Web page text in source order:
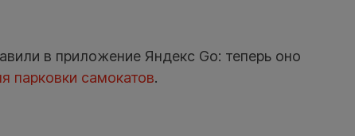
в приложение Яндекс Go: теперь оно
парковки самокатов.